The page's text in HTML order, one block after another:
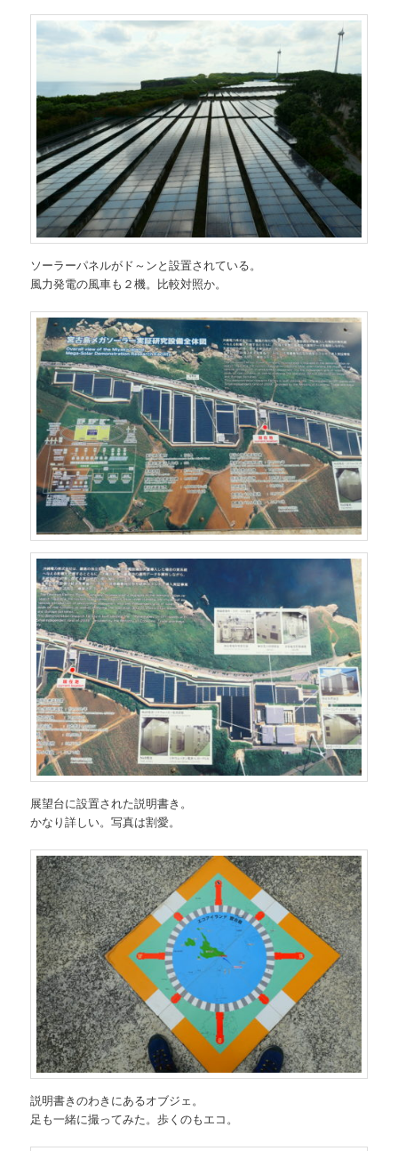
ソーラーパネルがド～ンと設置されている。
風力発電の風車も２機。比較対照か。
展望台に設置された説明書き。
かなり詳しい。写真は割愛。
説明書きのわきにあるオブジェ。
足も一緒に撮ってみた。歩くのもエコ。